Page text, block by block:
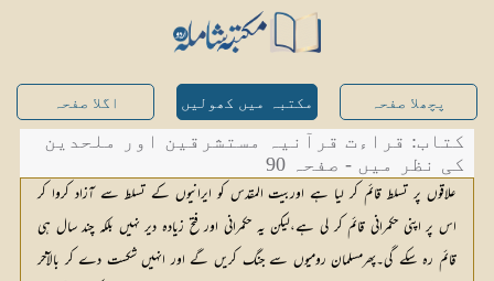
پچھلا صفحہ مکتبہ میں کھولیں اگلا صفحہ
کتاب: قراءت قرآنیہ مستشرقین اور ملحدین
کی نظر میں - صفحہ 90
علاقوں پر تسلط قائم کر لیا ہے اوربیت المقدس کو ایرانیوں کے تسلط سے آزاد کروا کر
اس پر اپنی حکمرانی قائم کر لی ہے،لیکن یہ حکمرانی اور فتح زیادہ دیر نہیں بلکہ چند سال ہی
قائم رہ سکے گی۔پھرمسلمان رومیوں سے جنگ کریں گے اور انہیں شکست دے کر بالآخر